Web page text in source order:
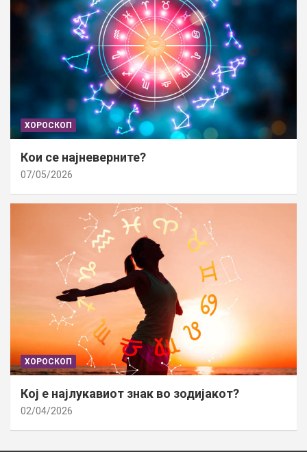
ХОРОСКОП
Кои се најневерните?
07/05/2026
ХОРОСКОП
Кој е најлукавиот знак во зодијакот?
02/04/2026